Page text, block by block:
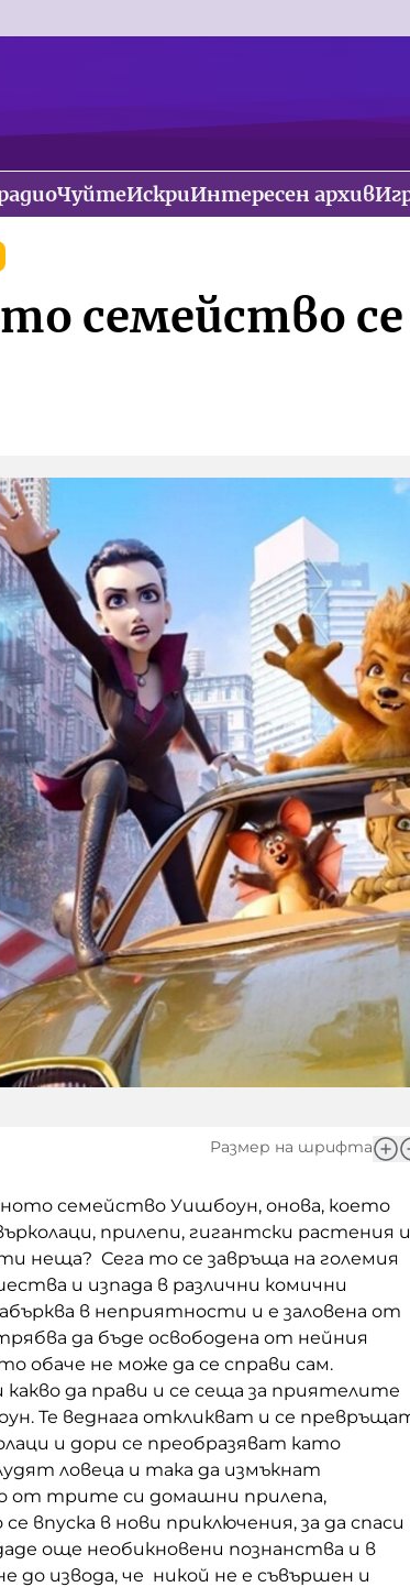
ЧуйтеИскриИнтересен архив
семейство
Размер на шрифта
семейство Уишбоун, онова, което
прилепи, гигантски растения и
неща? Сега то се завръща на големия
и изпада в различни комични
в неприятности и е заловена от
да бъде освободена от нейния
обаче не може да се справи сам.
да прави и се сеща за приятелите
Те веднага откликват и се
и дори се преобразяват като
ловеца и така да измъкнат
от трите си домашни прилепа,
впуска в нови приключения, за да спаси
още необикновени познанства и в
до извода, че никой не е съвършен и